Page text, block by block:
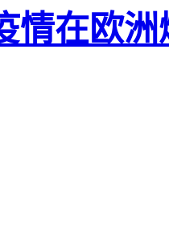
情在欧